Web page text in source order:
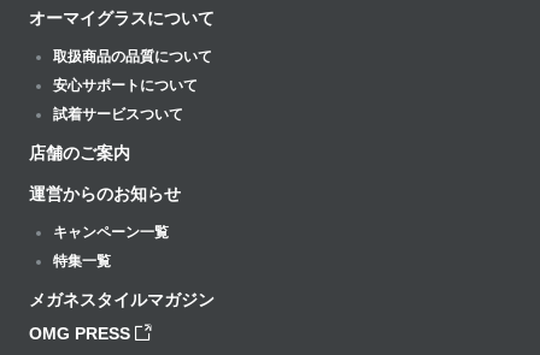
オーマイグラスについて
取扱商品の品質について
安心サポートについて
試着サービスついて
店舗のご案内
運営からのお知らせ
キャンペーン一覧
特集一覧
メガネスタイルマガジン
OMG PRESS